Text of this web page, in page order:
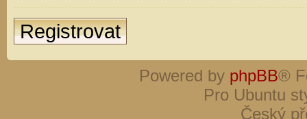
Registrovat
Powered by phpBB®
Pro Ubuntu
Český